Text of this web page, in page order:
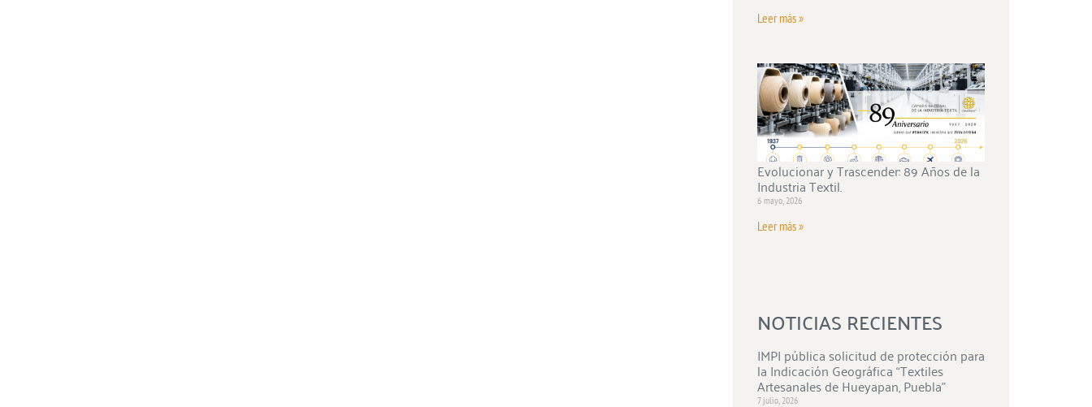
Leer más »
Evolucionar y Trascender: 89 Años de la
Industria Textil.
6 mayo, 2026
Leer más »
NOTICIAS RECIENTES
IMPI pública solicitud de protección para
la Indicación Geográfica “Textiles
Artesanales de Hueyapan, Puebla”
7 julio, 2026